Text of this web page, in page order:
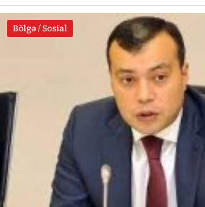
Bölgə / Sosial